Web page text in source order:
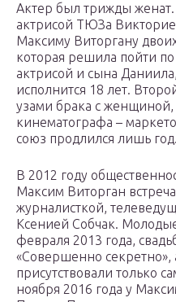
Актер был трижды
актрисой ТЮЗа
Максиму Виторгану
которая решила пойти по
актрисой и сына
исполнится 18 лет.
узами брака с
кинематографа –
союз продлился лишь год.
В 2012 году
Максим Виторган
журналисткой,
Ксенией Собчак.
февраля 2013 года,
«Совершенно
присутствовали только
ноября 2016 года у